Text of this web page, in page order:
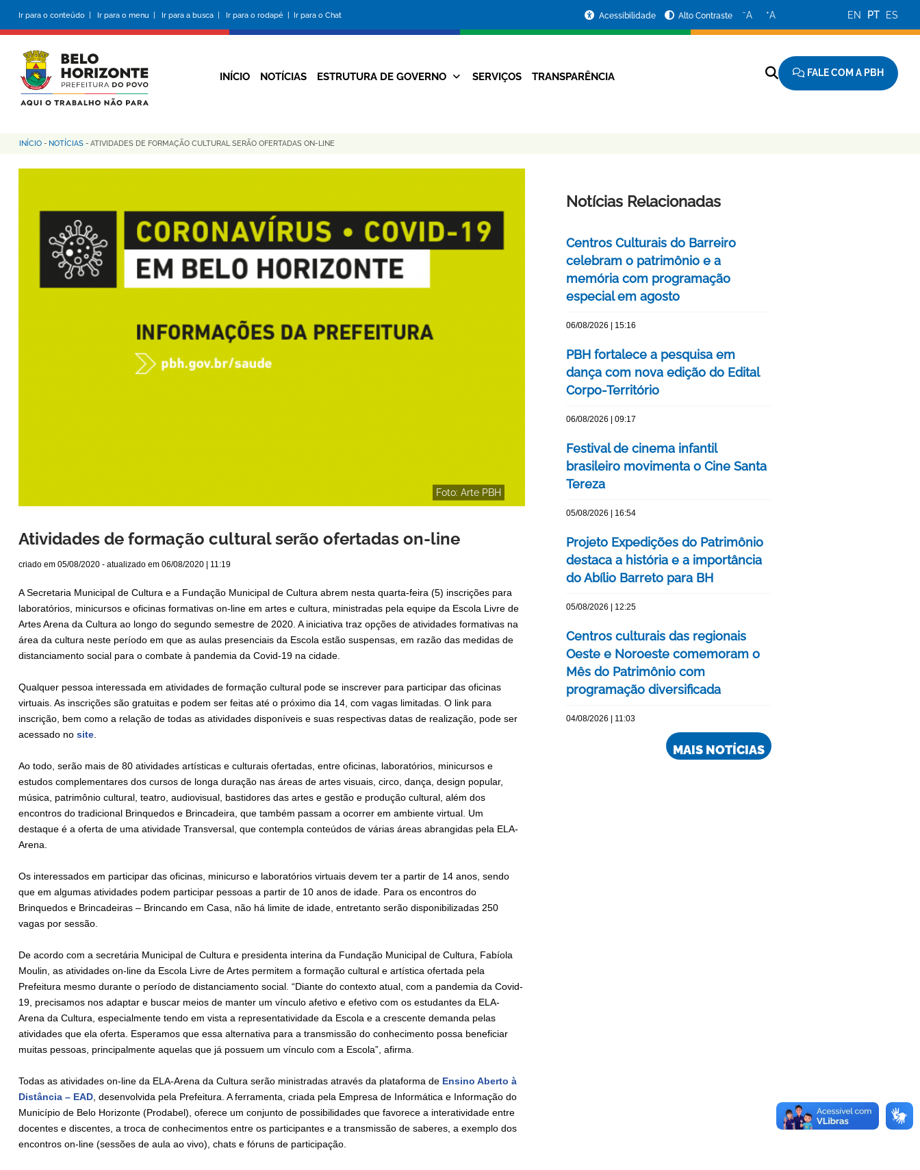
conteúdo
principal
Ir para o conteúdo | Ir para o menu | Ir para a busca | Ir para o rodapé | Ir para o Chat
da
Prefeitura
Acessibilidade Alto Contraste −A +A EN PT ES
Navegação
INÍCIO NOTÍCIAS ESTRUTURA DE GOVERNO SERVIÇOS TRANSPARÊNCIA FALE COM A PBH
Trilha
de
INÍCIO - NOTÍCIAS - ATIVIDADES DE FORMAÇÃO CULTURAL SERÃO OFERTADAS ON-LINE
Foto: Arte PBH
Atividades de formação cultural serão ofertadas on-line
criado em 05/08/2020 - atualizado em 06/08/2020 | 11:19
A Secretaria Municipal de Cultura e a Fundação Municipal de Cultura abrem nesta quarta-feira (5) inscrições para
laboratórios, minicursos e oficinas formativas on-line em artes e cultura, ministradas pela equipe da Escola Livre de
Artes Arena da Cultura ao longo do segundo semestre de 2020. A iniciativa traz opções de atividades formativas na
área da cultura neste período em que as aulas presenciais da Escola estão suspensas, em razão das medidas de
distanciamento social para o combate à pandemia da Covid-19 na cidade.
Qualquer pessoa interessada em atividades de formação cultural pode se inscrever para participar das oficinas
virtuais. As inscrições são gratuitas e podem ser feitas até o próximo dia 14, com vagas limitadas. O link para
inscrição, bem como a relação de todas as atividades disponíveis e suas respectivas datas de realização, pode ser
acessado no site.
Ao todo, serão mais de 80 atividades artísticas e culturais ofertadas, entre oficinas, laboratórios, minicursos e
estudos complementares dos cursos de longa duração nas áreas de artes visuais, circo, dança, design popular,
música, patrimônio cultural, teatro, audiovisual, bastidores das artes e gestão e produção cultural, além dos
encontros do tradicional Brinquedos e Brincadeira, que também passam a ocorrer em ambiente virtual. Um
destaque é a oferta de uma atividade Transversal, que contempla conteúdos de várias áreas abrangidas pela ELA-
Arena.
Os interessados em participar das oficinas, minicurso e laboratórios virtuais devem ter a partir de 14 anos, sendo
que em algumas atividades podem participar pessoas a partir de 10 anos de idade. Para os encontros do
Brinquedos e Brincadeiras – Brincando em Casa, não há limite de idade, entretanto serão disponibilizadas 250
vagas por sessão.
De acordo com a secretária Municipal de Cultura e presidenta interina da Fundação Municipal de Cultura, Fabíola
Moulin, as atividades on-line da Escola Livre de Artes permitem a formação cultural e artística ofertada pela
Prefeitura mesmo durante o período de distanciamento social. “Diante do contexto atual, com a pandemia da Covid-
19, precisamos nos adaptar e buscar meios de manter um vínculo afetivo e efetivo com os estudantes da ELA-
Arena da Cultura, especialmente tendo em vista a representatividade da Escola e a crescente demanda pelas
atividades que ela oferta. Esperamos que essa alternativa para a transmissão do conhecimento possa beneficiar
muitas pessoas, principalmente aquelas que já possuem um vínculo com a Escola”, afirma.
Todas as atividades on-line da ELA-Arena da Cultura serão ministradas através da plataforma de Ensino Aberto à
Distância – EAD, desenvolvida pela Prefeitura. A ferramenta, criada pela Empresa de Informática e Informação do
Município de Belo Horizonte (Prodabel), oferece um conjunto de possibilidades que favorece a interatividade entre
docentes e discentes, a troca de conhecimentos entre os participantes e a transmissão de saberes, a exemplo dos
encontros on-line (sessões de aula ao vivo), chats e fóruns de participação.
Notícias Relacionadas
Centros Culturais do Barreiro
celebram o patrimônio e a
memória com programação
especial em agosto
06/08/2026 | 15:16
PBH fortalece a pesquisa em
dança com nova edição do Edital
Corpo-Território
06/08/2026 | 09:17
Festival de cinema infantil
brasileiro movimenta o Cine Santa
Tereza
05/08/2026 | 16:54
Projeto Expedições do Patrimônio
destaca a história e a importância
do Abílio Barreto para BH
05/08/2026 | 12:25
Centros culturais das regionais
Oeste e Noroeste comemoram o
Mês do Patrimônio com
programação diversificada
04/08/2026 | 11:03
MAIS NOTÍCIAS